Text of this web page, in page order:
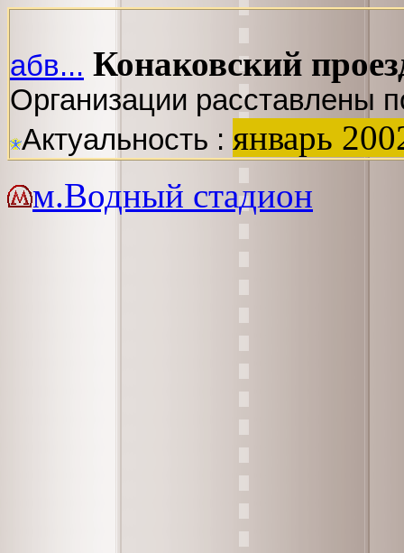
абв... Конаковский
Организации расставлены
Актуальность : январь
м.Водный стадион